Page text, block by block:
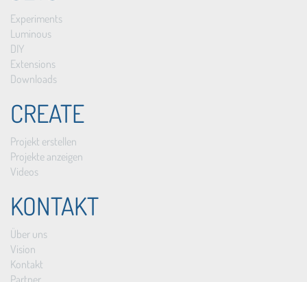
Experiments
Luminous
DIY
Extensions
Downloads
CREATE
Projekt erstellen
Projekte anzeigen
Videos
KONTAKT
Über uns
Vision
Kontakt
Partner